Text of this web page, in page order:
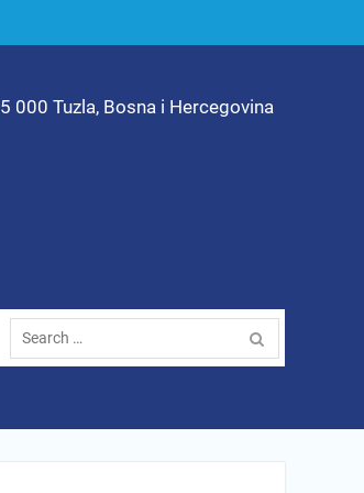
000 Tuzla, Bosna i Hercegovina
Search
for: